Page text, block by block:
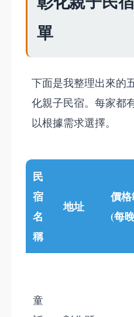
單
下面是我整理出來的
化親子民宿。每家都
以根據需求選擇。
民
宿
名
稱
地址
價
(每
童